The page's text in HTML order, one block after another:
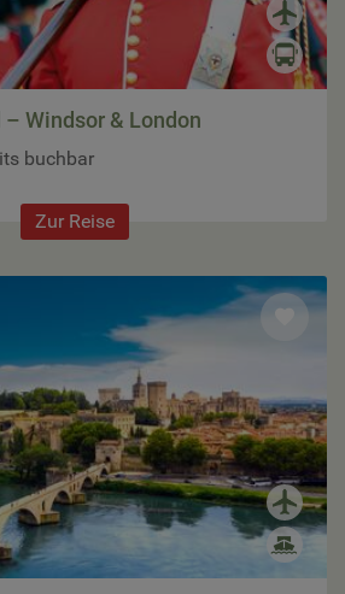
– Windsor & London
buchbar
Zur Reise